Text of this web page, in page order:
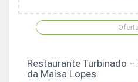
Oferta
Restaurante Turbinado
da Maísa Lopes